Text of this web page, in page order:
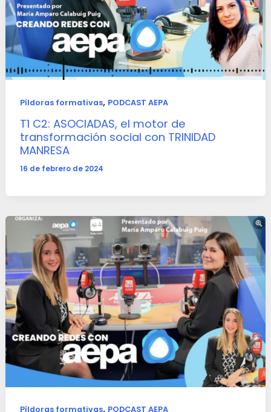
Píldoras formativas, PODCAST AEPA
T1 C2: ASOCIADAS, el motor de
transformación social con TRINIDAD
MANRESA
16 de febrero de 2024
Píldoras formativas, PODCAST AEPA